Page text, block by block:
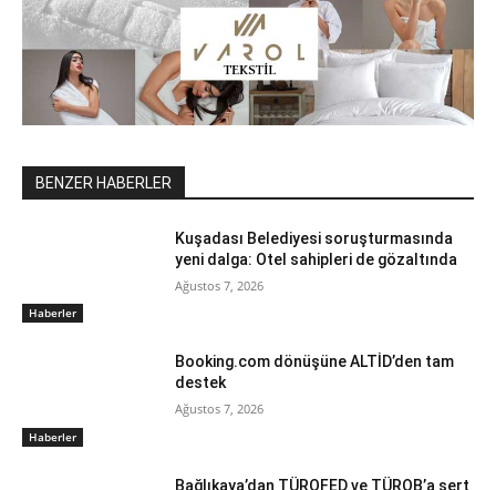
BENZER HABERLER
Haberler
Kuşadası Belediyesi soruşturmasında
yeni dalga: Otel sahipleri de gözaltında
Ağustos 7, 2026
Haberler
Booking.com dönüşüne ALTİD’den tam
destek
Ağustos 7, 2026
Bağlıkaya’dan TÜROFED ve TÜROB’a sert